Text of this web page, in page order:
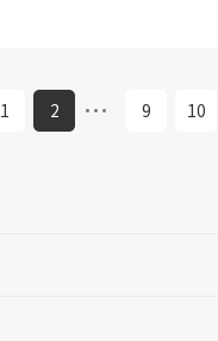
次へ
1 2 9 10